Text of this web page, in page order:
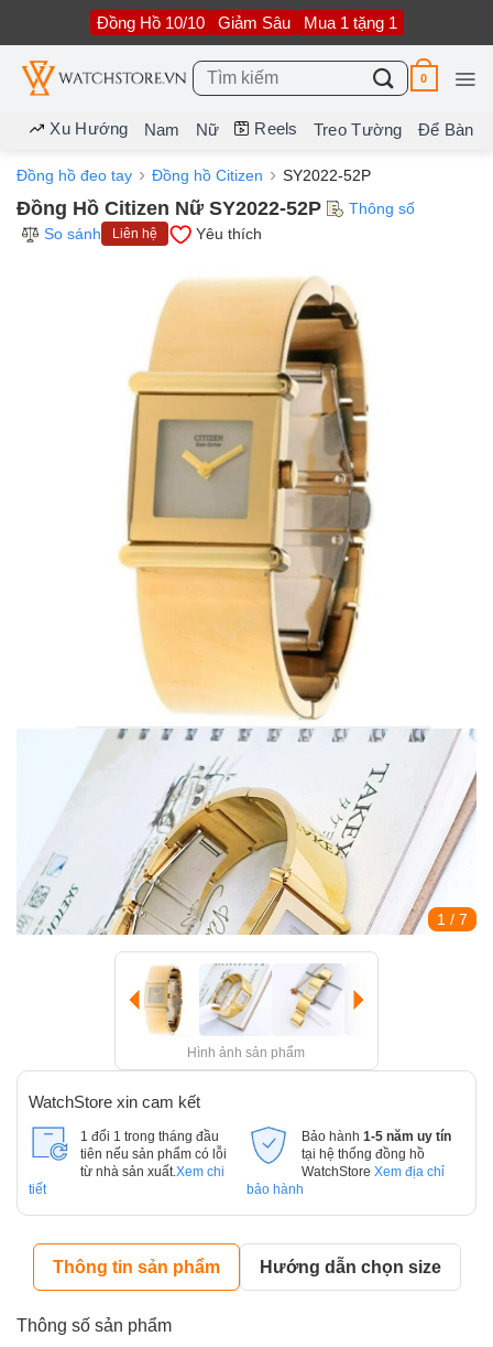
nội
dung
Đồng Hồ 10/10 Giảm Sâu Mua 1 tặng 1
Tìm
kiếm:
0
Xu Hướng Nam Nữ Reels Treo Tường Để Bàn
Đồng hồ đeo tay Đồng hồ Citizen SY2022-52P
Đồng Hồ Citizen Nữ SY2022-52P
Thông số
So sánh
Liên hệ Yêu thích
1 / 7
Hình ảnh sản phẩm
WatchStore xin cam kết
1 đổi 1 trong tháng đầu
tiên nếu sản phẩm có lỗi
từ nhà sản xuất. Xem chi
tiết
Bảo hành 1-5 năm uy tín
tại hệ thống đồng hồ
WatchStore Xem địa chỉ
bảo hành
Thông tin sản phẩm Hướng dẫn chọn size
Thông số sản phẩm